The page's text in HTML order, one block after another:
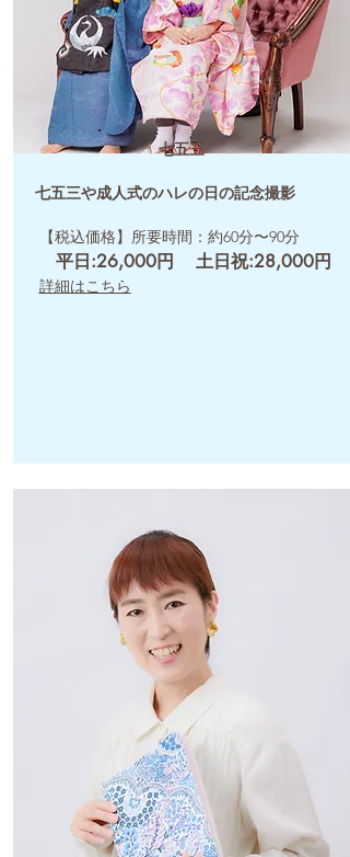
​七五三
​七五三や成人式のハレの日の記念撮影
【税込価格】所要時間：約60分〜90分
平日:26,000円 土日祝:28,000円
詳細はこちら